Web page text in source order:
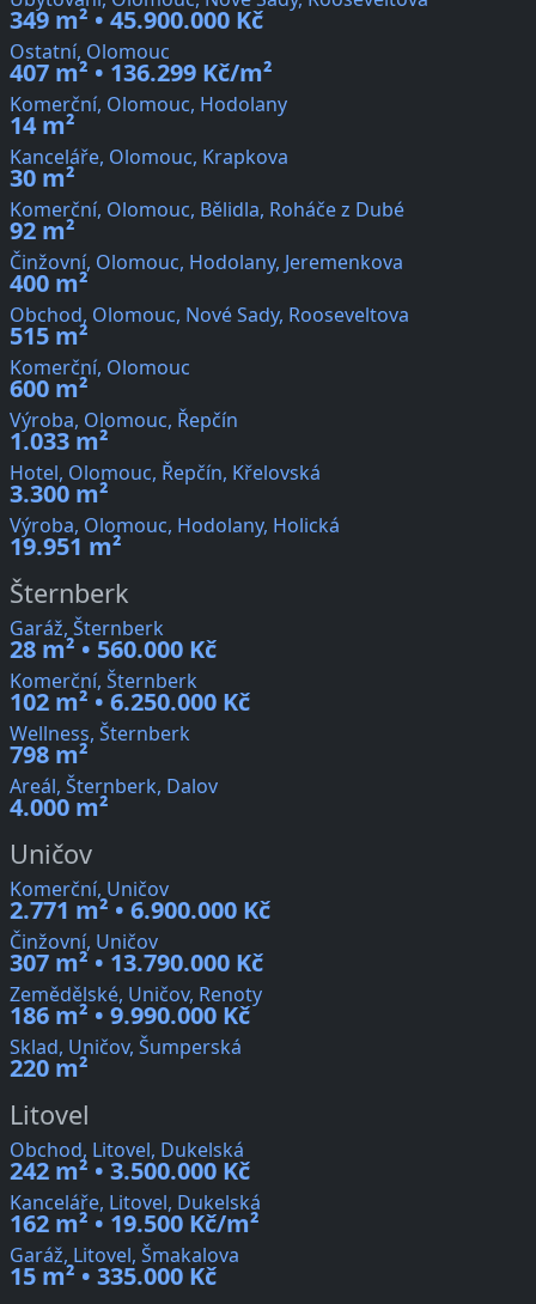
349 m² • 45.900.000 Kč
Ostatní, Olomouc
407 m² • 136.299 Kč/m²
Komerční, Olomouc, Hodolany
14 m²
Kanceláře, Olomouc, Krapkova
30 m²
Komerční, Olomouc, Bělidla, Roháče z Dubé
92 m²
Činžovní, Olomouc, Hodolany, Jeremenkova
400 m²
Obchod, Olomouc, Nové Sady, Rooseveltova
515 m²
Komerční, Olomouc
600 m²
Výroba, Olomouc, Řepčín
1.033 m²
Hotel, Olomouc, Řepčín, Křelovská
3.300 m²
Výroba, Olomouc, Hodolany, Holická
19.951 m²
Šternberk
Garáž, Šternberk
28 m² • 560.000 Kč
Komerční, Šternberk
102 m² • 6.250.000 Kč
Wellness, Šternberk
798 m²
Areál, Šternberk, Dalov
4.000 m²
Uničov
Komerční, Uničov
2.771 m² • 6.900.000 Kč
Činžovní, Uničov
307 m² • 13.790.000 Kč
Zemědělské, Uničov, Renoty
186 m² • 9.990.000 Kč
Sklad, Uničov, Šumperská
220 m²
Litovel
Obchod, Litovel, Dukelská
242 m² • 3.500.000 Kč
Kanceláře, Litovel, Dukelská
162 m² • 19.500 Kč/m²
Garáž, Litovel, Šmakalova
15 m² • 335.000 Kč